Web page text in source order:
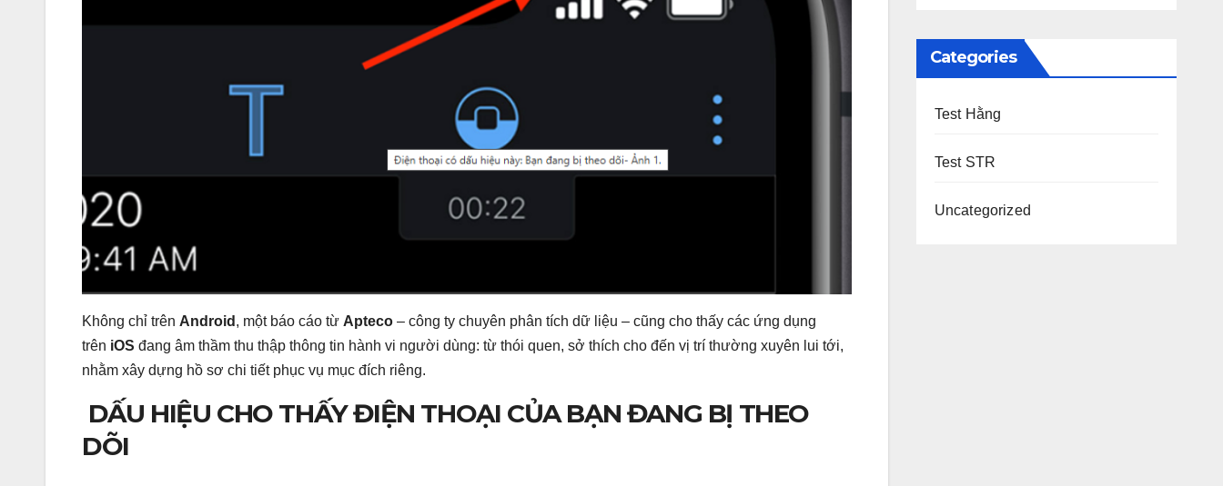
Không chỉ trên Android , một báo cáo từ Apteco – công ty chuyên phân tích dữ liệu – cũng cho thấy các ứng dụng
trên iOS đang âm thầm thu thập thông tin hành vi người dùng: từ thói quen, sở thích cho đến vị trí thường xuyên lui tới,
nhằm xây dựng hồ sơ chi tiết phục vụ mục đích riêng.
DẤU HIỆU CHO THẤY ĐIỆN THOẠI CỦA BẠN ĐANG BỊ THEO
DÕI
Categories
Test Hằng
Test STR
Uncategorized